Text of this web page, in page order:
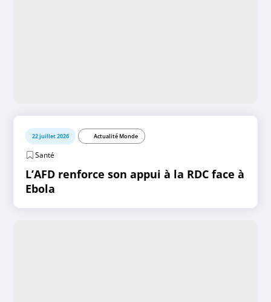
22 juillet 2026 Actualité Monde
Santé
L’AFD renforce son appui à la RDC face à
Ebola